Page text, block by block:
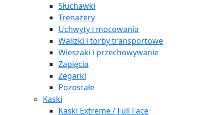
Słuchawki
Trenażery
Uchwyty i mocowania
Walizki i torby transportowe
Wieszaki i przechowywanie
Zapięcia
Zegarki
Pozostałe
Kaski
Kaski Extreme / Full Face